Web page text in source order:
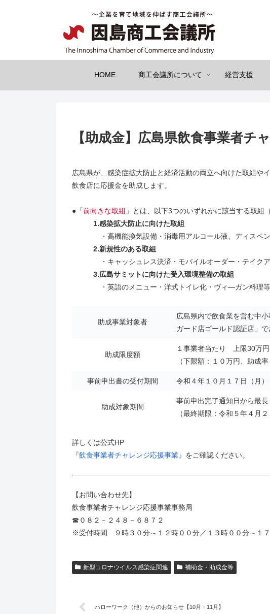
HOME 商工会議所について 経営支援
【助成金】広島県飲食事業者チ
広島県が、感染症拡大防止と経済活動の両立へ向けた取組や
飲食店に応援金を助成します。
● 「前向きな取組」
とは、以下3つのいずれかに該当する取組
1.感染拡大防止に向けた取組
・高機能換気設備・消毒用アルコール液、ディスペン
2.新規性のある取組
・キャッシュレス決済・モバイルオーダー・テイクア
3.広島サミットに向けた受入環境整備の取組
・英語のメニュー・洋式トイレ化・ヴィ―ガン料理等
助成事業対象者
広島県内で飲食業を営む中
ガード店ゴールド認証店」で
助成限度額
１事業者当たり 上限30万円
（下限額：１０万円、助成
事前申出書の受付期間 令和４年１０月１７日（月）
助成対象期間
事前申出完了通知日から最長
（最終期限：令和５年４月２
詳しくは公式HP
『飲食事業者チャレンジ応援事業』をご確認ください。
【お問い合わせ先】
飲食事業者チャレンジ応援事業事務局
☎０８２－２４８－６８７２
※受付時間 ９時３０分～１２時００分／１３時００分～１７
新型コロナウイルス感染症関連 補助金・助成金等
ハローワーク（他）からのお知らせ【10月・11月】